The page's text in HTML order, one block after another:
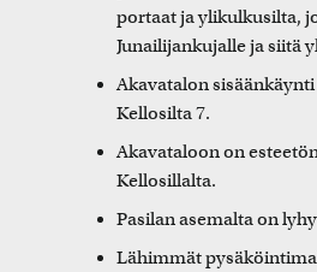
portaat ja ylikulkusilta,
Junailijankujalle ja siitä
Akavatalon
Kellosilta 7.
Akavataloon on
Kellosillalta.
Pasilan asemalta on
Lähimmät